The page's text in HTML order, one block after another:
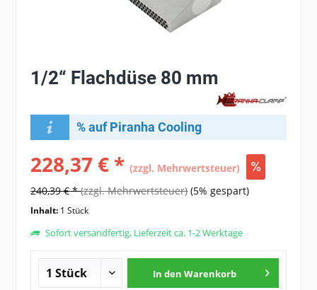
1/2“ Flachdüse 80 mm
% auf Piranha Cooling
228,37 € *(zzgl. Mehrwertsteuer)
240,39 € *(zzgl. Mehrwertsteuer) (5% gespart)
Inhalt: 1 Stück
Sofort versandfertig, Lieferzeit ca. 1-2 Werktage
In den Warenkorb